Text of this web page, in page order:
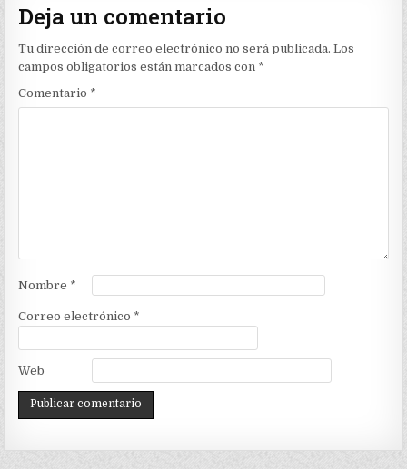
Deja un comentario
Tu dirección de correo electrónico no será publicada. Los
campos obligatorios están marcados con *
Comentario *
Nombre *
Correo electrónico *
Web